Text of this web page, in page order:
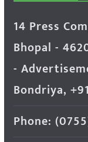
14 Press
Bhopal -
-
Bondriya,
Phone: